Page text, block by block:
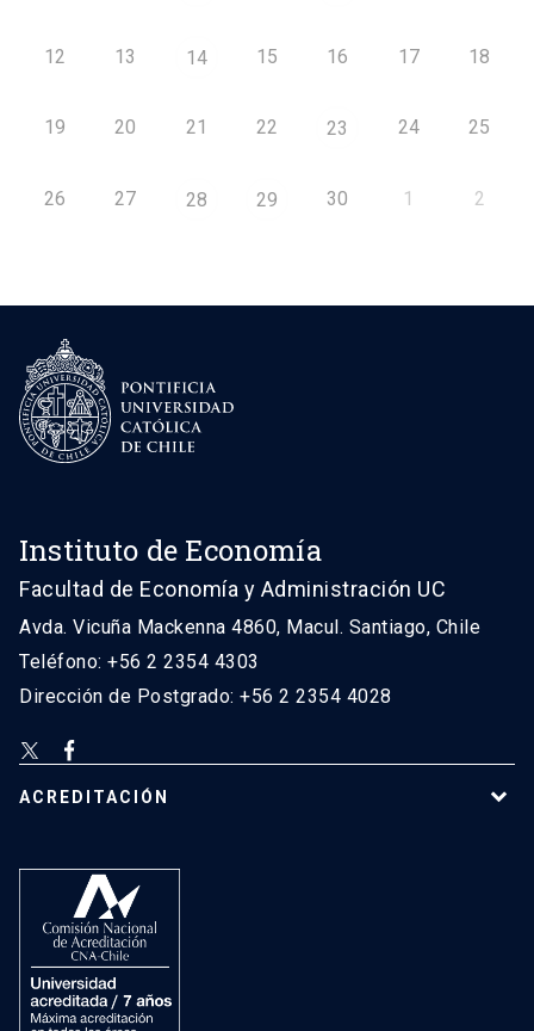
12 13 14 15 16 17 18
19 20 21 22 23 24 25
26 27 28 29 30 1 2
Instituto de Economía
Facultad de Economía y Administración UC
Avda. Vicuña Mackenna 4860, Macul. Santiago, Chile
Teléfono: +56 2 2354 4303
Dirección de Postgrado: +56 2 2354 4028
ACREDITACIÓN